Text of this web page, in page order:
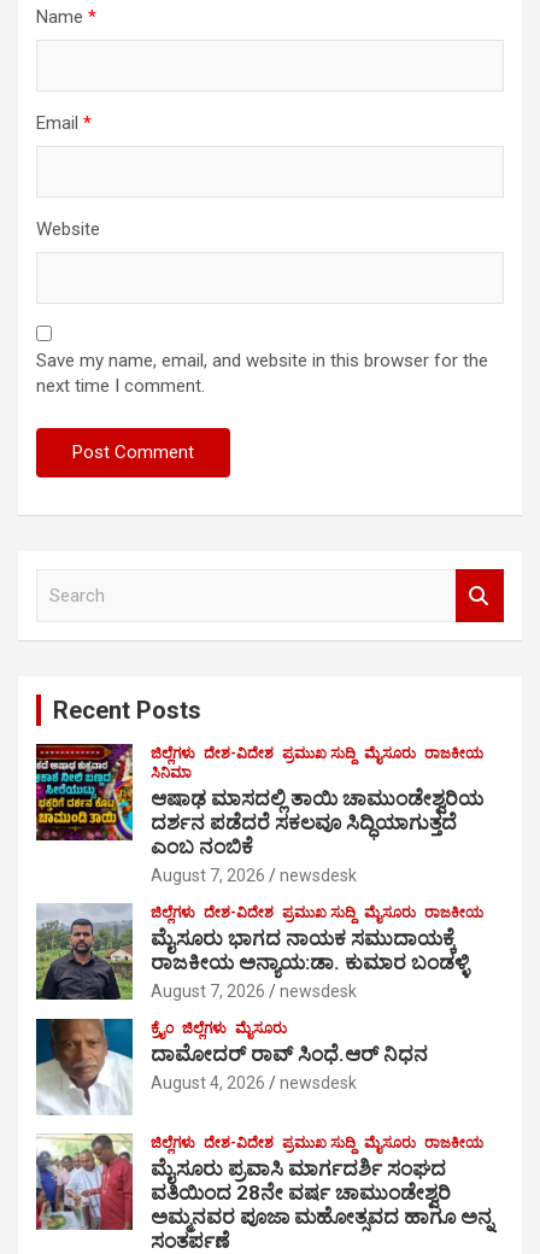
Name *
Email *
Website
Save my name, email, and website in this browser for the
next time I comment.
Recent Posts
ಜಿಲ್ಲೆಗಳು ದೇಶ-ವಿದೇಶ ಪ್ರಮುಖ ಸುದ್ದಿ ಮೈಸೂರು ರಾಜಕೀಯ
ಸಿನಿಮಾ
ಆಷಾಢ ಮಾಸದಲ್ಲಿ ತಾಯಿ ಚಾಮುಂಡೇಶ್ವರಿಯ
ದರ್ಶನ ಪಡೆದರೆ ಸಕಲವೂ ಸಿದ್ಧಿಯಾಗುತ್ತದೆ
ಎಂಬ ನಂಬಿಕೆ
August 7, 2026 newsdesk
ಜಿಲ್ಲೆಗಳು ದೇಶ-ವಿದೇಶ ಪ್ರಮುಖ ಸುದ್ದಿ ಮೈಸೂರು ರಾಜಕೀಯ
ಮೈಸೂರು ಭಾಗದ ನಾಯಕ ಸಮುದಾಯಕ್ಕೆ
ರಾಜಕೀಯ ಅನ್ಯಾಯ:ಡಾ. ಕುಮಾರ ಬಂಡಳ್ಳಿ
August 7, 2026 newsdesk
ಕ್ರೈಂ ಜಿಲ್ಲೆಗಳು ಮೈಸೂರು
ದಾಮೋದರ್ ರಾವ್ ಸಿಂಧೆ.ಆರ್ ನಿಧನ
August 4, 2026 newsdesk
ಜಿಲ್ಲೆಗಳು ದೇಶ-ವಿದೇಶ ಪ್ರಮುಖ ಸುದ್ದಿ ಮೈಸೂರು ರಾಜಕೀಯ
ಮೈಸೂರು ಪ್ರವಾಸಿ ಮಾರ್ಗದರ್ಶಿ ಸಂಘದ
ವತಿಯಿಂದ 28ನೇ ವರ್ಷ ಚಾಮುಂಡೇಶ್ವರಿ
ಅಮ್ಮನವರ ಪೂಜಾ ಮಹೋತ್ಸವದ ಹಾಗೂ ಅನ್ನ
ಸಂತರ್ಪಣೆ